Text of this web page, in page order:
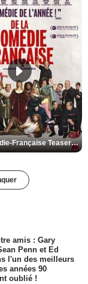
De la Comédie-Française Teaser VF
amis : Gary
Penn et Ed
l'un des meilleurs
années 90
oublié !